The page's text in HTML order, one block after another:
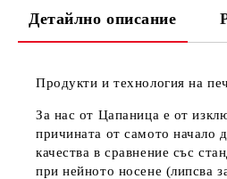
Детайлно описание
Продукти и технология на
За нас от Цапаница е от
причината от самото начало
качества в сравнение със
при нейното носене (липсва